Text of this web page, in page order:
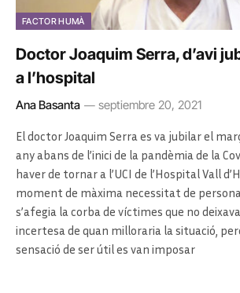
FACTOR HUMÀ
Doctor Joaquim Serra, d’avi
a l’hospital
Ana Basanta septiembre 20, 2021
El doctor Joaquim Serra es va jubilar el
any abans de l’inici de la pandèmia de la
haver de tornar a l’UCI de l’Hospital Vall
moment de màxima necessitat de
s’afegia la corba de víctimes que no
incertesa de quan milloraria la situació,
sensació de ser útil es van imposar